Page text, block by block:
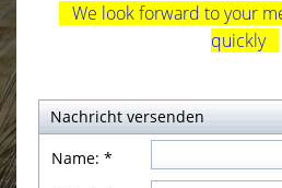
We look forward to your
quickly
Nachricht versenden
Name: *